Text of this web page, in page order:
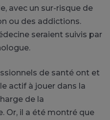
avec un sur-risque de
ou des addictions.
seraient suivis par
de santé ont et
actif à jouer dans la
de la
Or, il a été montré que